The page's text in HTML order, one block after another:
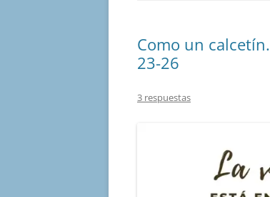
Como un
23-26
3 respuestas